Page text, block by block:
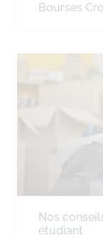
Bourses
Nos
étudiant